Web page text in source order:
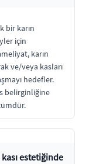
bir karın
için
karın
ve/veya kasları
hedefler.
belirginliğine
estetiğinde